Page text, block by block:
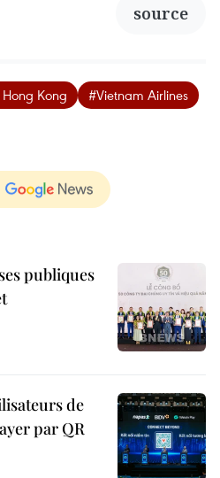
source
Kong #Vietnam Airlines
publiques
de
par QR